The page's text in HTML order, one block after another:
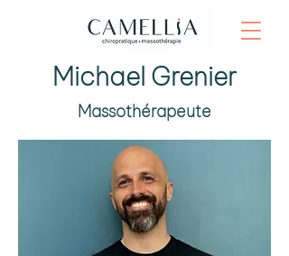
Michael Grenier
Massothérapeute